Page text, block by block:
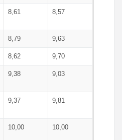
8,61 8,57
8,79 9,63
8,62 9,70
9,38 9,03
9,37 9,81
10,00 10,00